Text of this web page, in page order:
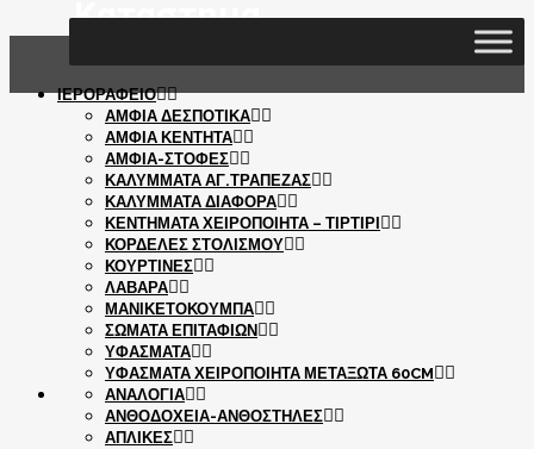
ΙΕΡΟΡΑΦΕΙΟ
ΑΜΦΙΑ ΔΕΣΠΟΤΙΚΑ
ΑΜΦΙΑ ΚΕΝΤΗΤΑ
ΑΜΦΙΑ-ΣΤΟΦΕΣ
ΚΑΛΥΜΜΑΤΑ ΑΓ.ΤΡΑΠΕΖΑΣ
ΚΑΛΥΜΜΑΤΑ ΔΙΑΦΟΡΑ
ΚΕΝΤΗΜΑΤΑ ΧΕΙΡΟΠΟΙΗΤΑ – ΤΙΡΤΙΡΙ
ΚΟΡΔΕΛΕΣ ΣΤΟΛΙΣΜΟΥ
ΚΟΥΡΤΙΝΕΣ
ΛΑΒΑΡΑ
ΜΑΝΙΚΕΤΟΚΟΥΜΠΑ
ΣΩΜΑΤΑ ΕΠΙΤΑΦΙΩΝ
ΥΦΑΣΜΑΤΑ
ΥΦΑΣΜΑΤΑ ΧΕΙΡΟΠΟΙΗΤΑ ΜΕΤΑΞΩΤΑ 60CM
ΑΝΑΛΟΓΙΑ
ΑΝΘΟΔΟΧΕΙΑ-ΑΝΘΟΣΤΗΛΕΣ
ΑΠΛΙΚΕΣ
Καταστημα